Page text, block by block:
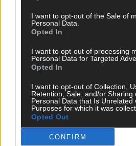
I want to opt-out of the Sale of
Personal Data.
Opted In
I want to opt-out of processing
Personal Data for Targeted
Opted In
I want to opt-out of Collection,
Retention, Sale, and/or Sharing
Personal Data that Is Unrelated
Purposes for which it was
Opted Out
CONFIRM
SCHNELL ZUM RESSORT
Nachrichten
Ratgeber
Wissen
Kommentar
Streams & Storys